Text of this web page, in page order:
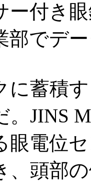
ー付き
部でデ
蓄積す
。JINS
眼電位
、頭部